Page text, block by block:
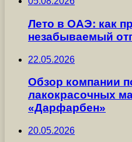
Лето в ОАЭ: как
незабываемый
22.05.2026
Обзор компании
лакокрасочных
«Дарфарбен»
20.05.2026